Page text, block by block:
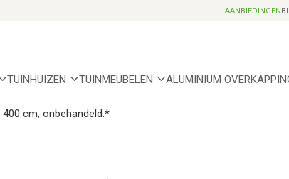
AANBIEDINGEN
TUINHUIZEN TUINMEUBELEN ALUMINIUM
cm, onbehandeld.*